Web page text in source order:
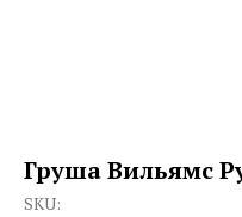
Груша Вильямс
SKU: